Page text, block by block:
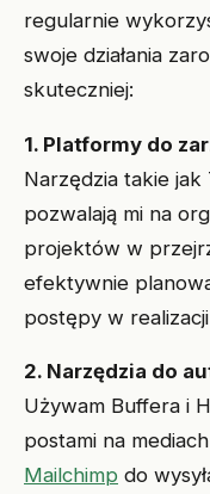
regularnie
swoje działania
skuteczniej:
1. Platformy do
Narzędzia takie jak
pozwalają mi na
projektów w
efektywnie
postępy w
2. Narzędzia do
Używam Buffera i
postami na
Mailchimp do